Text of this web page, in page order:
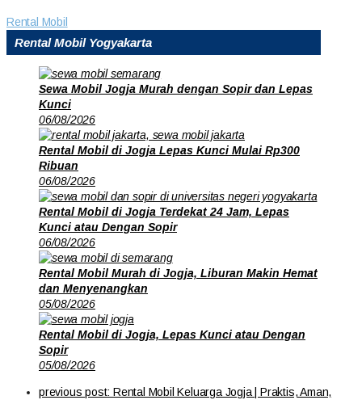
Rental Mobil
Rental Mobil Yogyakarta
Sewa Mobil Jogja Murah dengan Sopir dan Lepas
Kunci
06/08/2026
Rental Mobil di Jogja Lepas Kunci Mulai Rp300
Ribuan
06/08/2026
Rental Mobil di Jogja Terdekat 24 Jam, Lepas
Kunci atau Dengan Sopir
06/08/2026
Rental Mobil Murah di Jogja, Liburan Makin Hemat
dan Menyenangkan
05/08/2026
Rental Mobil di Jogja, Lepas Kunci atau Dengan
Sopir
05/08/2026
previous post:Rental Mobil Keluarga Jogja | Praktis, Aman,